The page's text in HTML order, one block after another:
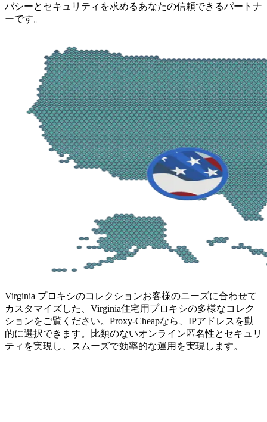
バシーとセキュリティを求めるあなたの信頼できるパートナ
ーです。
Virginia プロキシのコレクションお客様のニーズに合わせて
カスタマイズした、Virginia住宅用プロキシの多様なコレク
ションをご覧ください。Proxy-Cheapなら、IPアドレスを動
的に選択できます。比類のないオンライン匿名性とセキュリ
ティを実現し、スムーズで効率的な運用を実現します。